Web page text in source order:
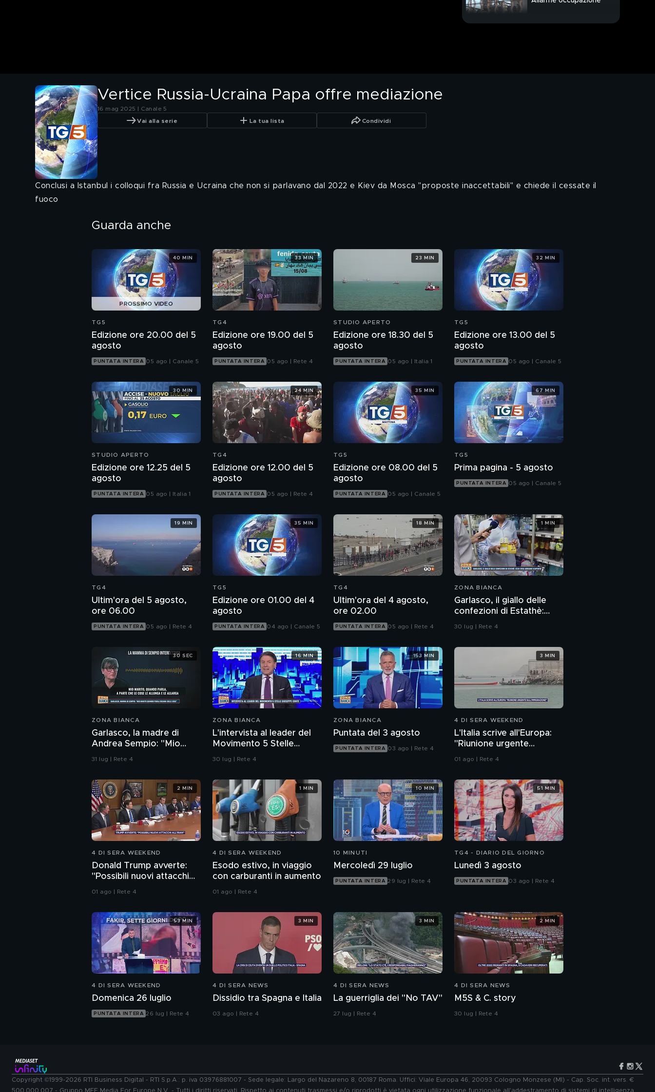
Vertice Russia-Ucraina Papa offre mediazione
16 mag 2025 | Canale 5
Vai alla serie La tua lista Condividi
Conclusi a Istanbul i colloqui fra Russia e Ucraina che non si parlavano dal 2022 e Kiev da Mosca "proposte inaccettabili" e chiede il cessate il
fuoco
Guarda anche
PROSSIMO VIDEO
TG5
Edizione ore 20.00 del 5
agosto
PUNTATA INTERA 05 ago | Canale 5
40 MIN
TG4
Edizione ore 19.00 del 5
agosto
PUNTATA INTERA 05 ago | Rete 4
33 MIN
STUDIO APERTO
Edizione ore 18.30 del 5
agosto
PUNTATA INTERA 05 ago | Italia 1
23 MIN
TG5
Edizione ore 13.00 del 5
agosto
PUNTATA INTERA 05 ago | Canale 5
32 MIN
STUDIO APERTO
Edizione ore 12.25 del 5
agosto
PUNTATA INTERA 05 ago | Italia 1
30 MIN
TG4
Edizione ore 12.00 del 5
agosto
PUNTATA INTERA 05 ago | Rete 4
24 MIN
TG5
Edizione ore 08.00 del 5
agosto
PUNTATA INTERA 05 ago | Canale 5
35 MIN
TG5
Prima pagina - 5 agosto
PUNTATA INTERA 05 ago | Canale 5
67 MIN
TG4
Ultim'ora del 5 agosto,
ore 06.00
PUNTATA INTERA 05 ago | Rete 4
19 MIN
TG5
Edizione ore 01.00 del 4
agosto
PUNTATA INTERA 04 ago | Canale 5
35 MIN
TG4
Ultim'ora del 4 agosto,
ore 02.00
PUNTATA INTERA 05 ago | Rete 4
18 MIN
ZONA BIANCA
Garlasco, il giallo delle
confezioni di Estathè:
ecco cosa abbiamo
30 lug | Rete 4
1 MIN
ZONA BIANCA
Garlasco, la madre di
Andrea Sempio: "Mio
marito quando parla
31 lug | Rete 4
30 SEC
ZONA BIANCA
L'intervista al leader del
Movimento 5 Stelle
Giuseppe Conte
30 lug | Rete 4
16 MIN
ZONA BIANCA
Puntata del 3 agosto
PUNTATA INTERA 03 ago | Rete 4
153 MIN
4 DI SERA WEEKEND
L'Italia scrive all'Europa:
"Riunione urgente
sull'immigrazione"
01 ago | Rete 4
3 MIN
4 DI SERA WEEKEND
Donald Trump avverte:
"Possibili nuovi attacchi
all'Iran"
01 ago | Rete 4
2 MIN
4 DI SERA WEEKEND
Esodo estivo, in viaggio
con carburanti in aumento
01 ago | Rete 4
1 MIN
10 MINUTI
Mercoledì 29 luglio
PUNTATA INTERA 29 lug | Rete 4
10 MIN
TG4 - DIARIO DEL GIORNO
Lunedì 3 agosto
PUNTATA INTERA 03 ago | Rete 4
51 MIN
4 DI SERA WEEKEND
Domenica 26 luglio
PUNTATA INTERA 26 lug | Rete 4
53 MIN
4 DI SERA NEWS
Dissidio tra Spagna e Italia
03 ago | Rete 4
3 MIN
4 DI SERA NEWS
La guerriglia dei "No TAV"
27 lug | Rete 4
3 MIN
4 DI SERA NEWS
M5S & C. story
30 lug | Rete 4
2 MIN
Copyright ©1999-2026 RTI Business Digital - RTI S.p.A.: p. iva 03976881007 - Sede legale: Largo del Nazareno 8, 00187 Roma. Uffici: Viale Europa 46, 20093 Cologno Monzese (MI) - Cap. Soc. int. vers. €